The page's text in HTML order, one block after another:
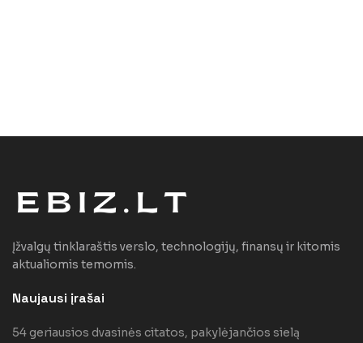
Įžvalgų tinklaraštis verslo, technologijų, finansų ir kitomis
aktualiomis temomis.
Naujausi įrašai
54 geriausios dvasinės citatos, pakylėjančios sielą